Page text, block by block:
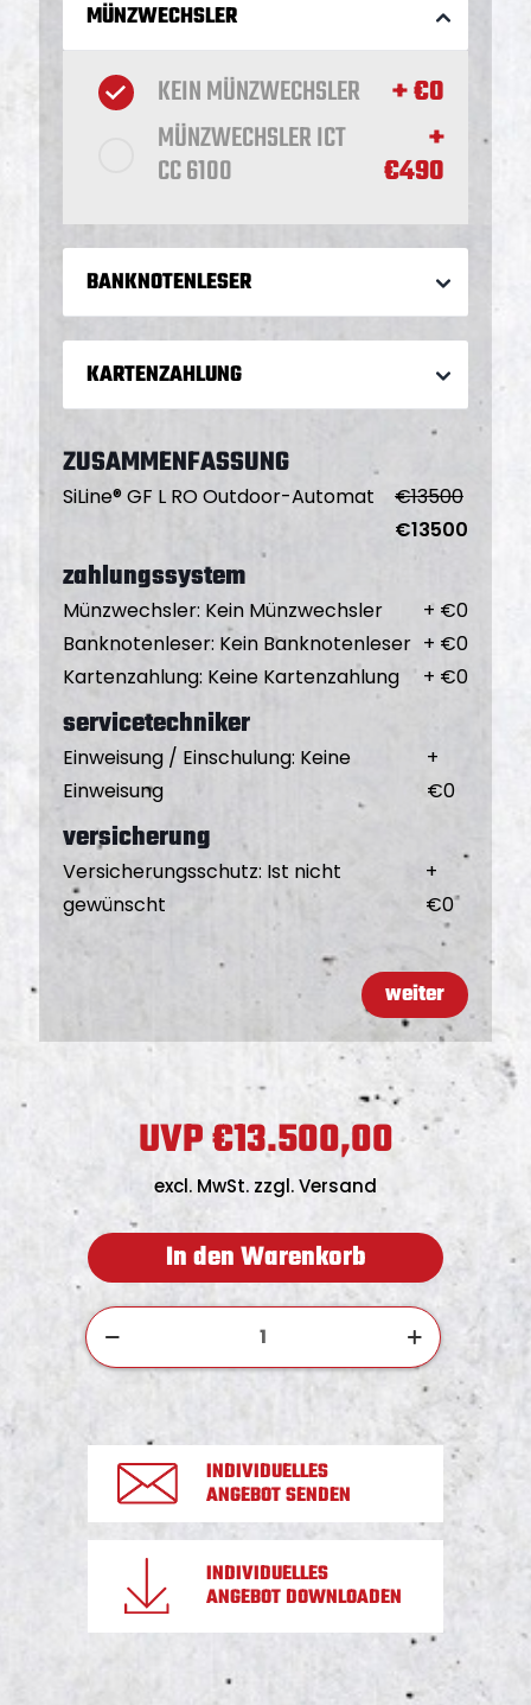
MÜNZWECHSLER
KEIN MÜNZWECHSLER + €0
MÜNZWECHSLER ICT
CC 6100
+
€490
BANKNOTENLESER
KARTENZAHLUNG
ZUSAMMENFASSUNG
SiLine® GF L RO Outdoor-Automat €13500
€13500
zahlungssystem
Münzwechsler: Kein Münzwechsler + €0
Banknotenleser: Kein Banknotenleser + €0
Kartenzahlung: Keine Kartenzahlung + €0
servicetechniker
Einweisung / Einschulung: Keine
Einweisung
+
€0
versicherung
Versicherungsschutz: Ist nicht
gewünscht
+
€0
weiter
INDIVIDUELLES
ANGEBOT SENDEN
INDIVIDUELLES
ANGEBOT DOWNLOADEN
S
i
n
®
€13.500,00
excl. MwSt. zzgl. Versand
In den Warenkorb